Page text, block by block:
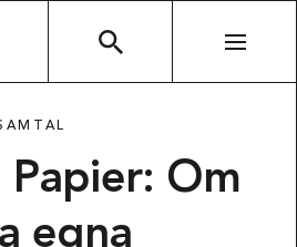
Papier: Om
egna